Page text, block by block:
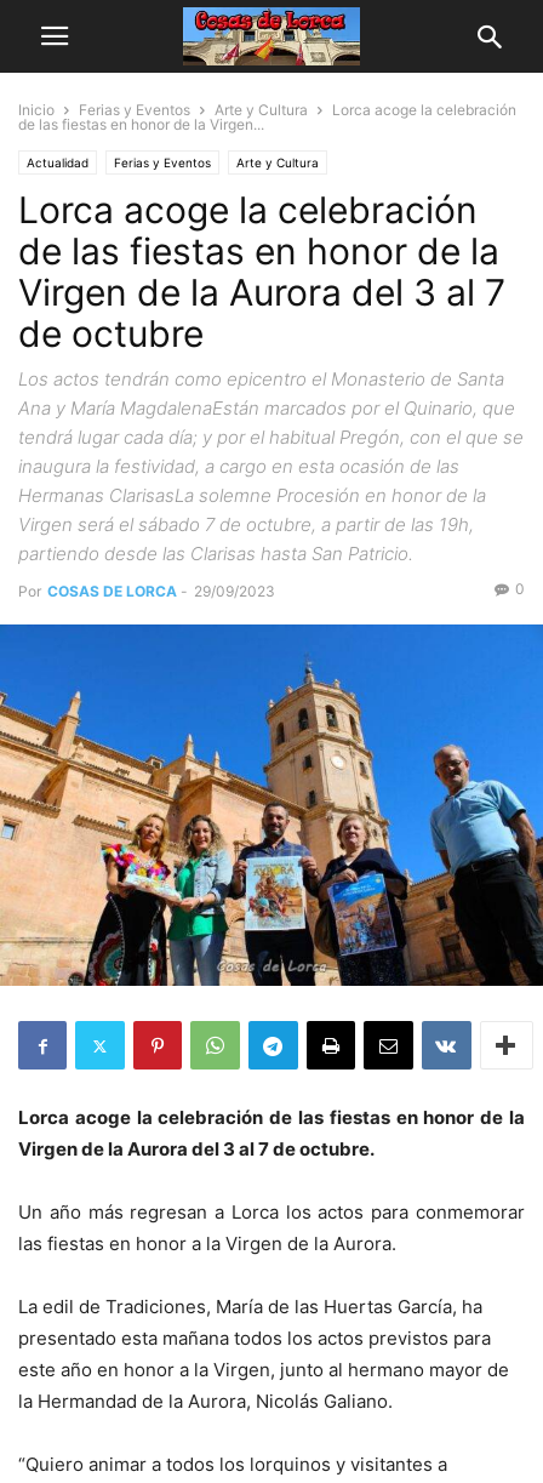
Inicio Ferias y Eventos Arte y Cultura
Lorca acoge la celebración
de las fiestas en honor de la Virgen...
Actualidad Ferias y Eventos Arte y Cultura
Lorca acoge la celebración
de las fiestas en honor de la
Virgen de la Aurora del 3 al 7
de octubre
Los actos tendrán como epicentro el Monasterio de Santa
Ana y María MagdalenaEstán marcados por el Quinario, que
tendrá lugar cada día; y por el habitual Pregón, con el que se
inaugura la festividad, a cargo en esta ocasión de las
Hermanas ClarisasLa solemne Procesión en honor de la
Virgen será el sábado 7 de octubre, a partir de las 19h,
partiendo desde las Clarisas hasta San Patricio.
Por COSAS DE LORCA - 29/09/2023 0
Lorca acoge la celebración de las fiestas en honor de la
Virgen de la Aurora del 3 al 7 de octubre.
Un año más regresan a Lorca los actos para conmemorar
las fiestas en honor a la Virgen de la Aurora.
La edil de Tradiciones, María de las Huertas García, ha
presentado esta mañana todos los actos previstos para
este año en honor a la Virgen, junto al hermano mayor de
la Hermandad de la Aurora, Nicolás Galiano.
“Quiero animar a todos los lorquinos y visitantes a